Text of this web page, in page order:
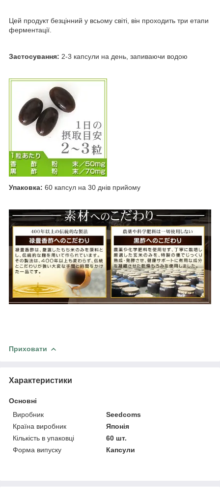
Цей продукт безцінний у всьому світі, він проходить три етапи
ферментації.
Застосування: 2-3 капсули на день, запиваючи водою
Упаковка: 60 капсул на 30 днів прийому
Приховати
Характеристики
Основні
Виробник
Seedcoms
Країна виробник
Японія
Кількість в упаковці
60 шт.
Форма випуску
Капсули